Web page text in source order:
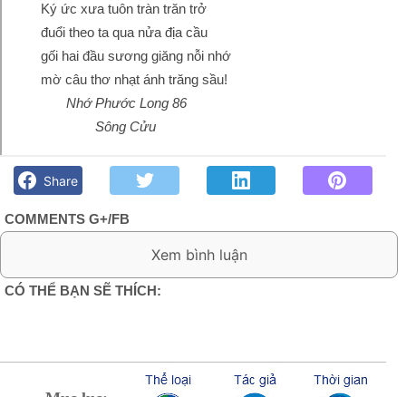
Ký ức xưa tuôn tràn trăn trở
đuổi theo ta qua nửa địa cầu
gối hai đầu sương giăng nỗi nhớ
mờ câu thơ nhạt ánh trăng sầu!
Nhớ Phước Long 86
Sông Cửu
bạn bè. Chút gì để nhớ!
Share
COMMENTS G+/FB
0 Comment:
CÓ THỂ BẠN SẼ THÍCH: